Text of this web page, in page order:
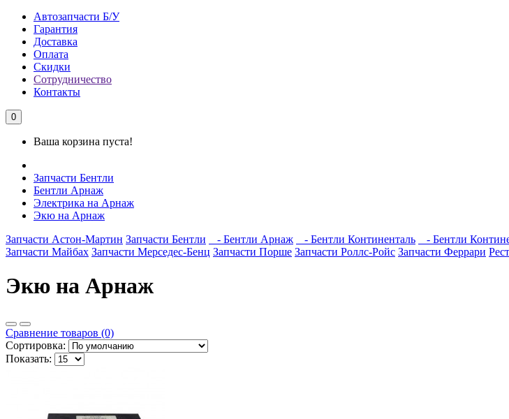
Автозапчасти Б/У
Гарантия
Доставка
Оплата
Скидки
Сотрудничество
Контакты
0
Ваша корзина пуста!
Запчасти Бентли
Бентли Арнаж
Электрика на Арнаж
Экю на Арнаж
Запчасти Астон-Мартин Запчасти Бентли - Бентли Арнаж - Бентли Континенталь - Бентли
Запчасти Майбах Запчасти Мерседес-Бенц Запчасти Порше Запчасти Роллс-Ройс Запчасти Феррари
Экю на Арнаж
Сравнение товаров (0)
Сортировка:
Показать: